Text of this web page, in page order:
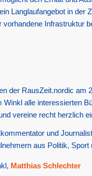
Langlaufangebot in
vorhandene Infrastruktur
der RausZeit.nordic am
alle interessierten
vereine recht herzlich
und
aus Politik, Sport
Matthias Schlechter